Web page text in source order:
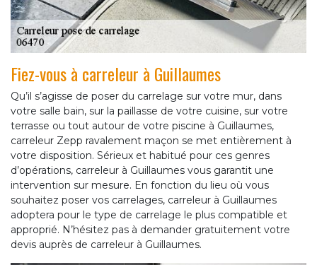
Fiez-vous à carreleur à Guillaumes
Qu’il s’agisse de poser du carrelage sur votre mur, dans
votre salle bain, sur la paillasse de votre cuisine, sur votre
terrasse ou tout autour de votre piscine à Guillaumes,
carreleur Zepp ravalement maçon se met entièrement à
votre disposition. Sérieux et habitué pour ces genres
d’opérations, carreleur à Guillaumes vous garantit une
intervention sur mesure. En fonction du lieu où vous
souhaitez poser vos carrelages, carreleur à Guillaumes
adoptera pour le type de carrelage le plus compatible et
approprié. N’hésitez pas à demander gratuitement votre
devis auprès de carreleur à Guillaumes.